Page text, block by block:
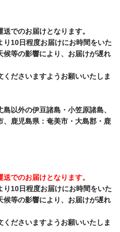
でのお届けとなります。
10日程度お届けにお時間をいた
候等の影響により、お届けが遅れ
ださいますようお願いいたしま
以外の伊豆諸島・小笠原諸島、
鹿児島県：奄美市・大島郡・鹿
でのお届けとなります。
10日程度お届けにお時間をいた
候等の影響により、お届けが遅れ
ださいますようお願いいたしま